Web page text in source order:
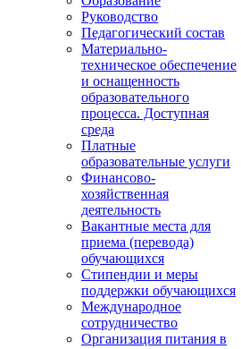
Руководство
Педагогический состав
Материально-
техническое обеспечение
и оснащенность
образовательного
процесса. Доступная
среда
Платные
образовательные услуги
Финансово-
хозяйственная
деятельность
Вакантные места для
приема (перевода)
обучающихся
Стипендии и меры
поддержки обучающихся
Международное
сотрудничество
Организация питания в